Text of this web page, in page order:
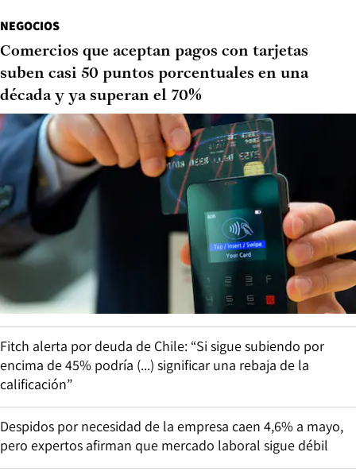
NEGOCIOS
Comercios que aceptan pagos con tarjetas
suben casi 50 puntos porcentuales en una
década y ya superan el 70%
Fitch alerta por deuda de Chile: “Si sigue subiendo por
encima de 45% podría (...) significar una rebaja de la
calificación”
Despidos por necesidad de la empresa caen 4,6% a mayo,
pero expertos afirman que mercado laboral sigue débil